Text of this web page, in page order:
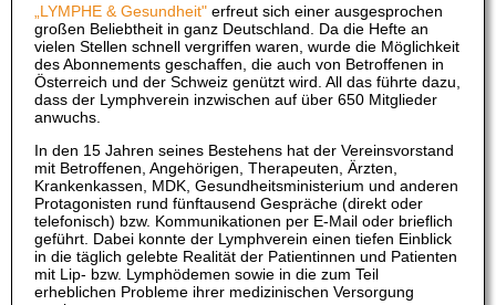
„LYMPHE & Gesundheit" erfreut sich einer ausgesprochen
großen Beliebtheit in ganz Deutschland. Da die Hefte an
vielen Stellen schnell vergriffen waren, wurde die Möglichkeit
des Abonnements geschaffen, die auch von Betroffenen in
Österreich und der Schweiz genützt wird. All das führte dazu,
dass der Lymphverein inzwischen auf über 650 Mitglieder
anwuchs.
In den 15 Jahren seines Bestehens hat der Vereinsvorstand
mit Betroffenen, Angehörigen, Therapeuten, Ärzten,
Krankenkassen, MDK, Gesundheitsministerium und anderen
Protagonisten rund fünftausend Gespräche (direkt oder
telefonisch) bzw. Kommunikationen per E-Mail oder brieflich
geführt. Dabei konnte der Lymphverein einen tiefen Einblick
in die täglich gelebte Realität der Patientinnen und Patienten
mit Lip- bzw. Lymphödemen sowie in die zum Teil
erheblichen Probleme ihrer medizinischen Versorgung